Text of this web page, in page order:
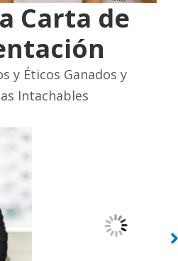
Carta de
y Éticos Ganados y
Intachables